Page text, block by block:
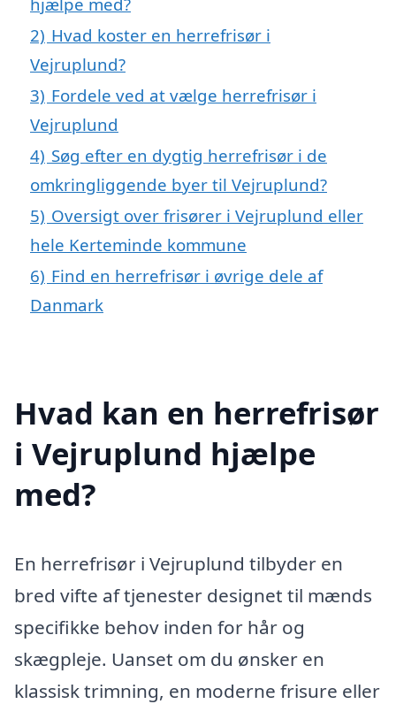
2) Hvad koster en herrefrisør i
Vejruplund?
3) Fordele ved at vælge herrefrisør i
Vejruplund
4) Søg efter en dygtig herrefrisør i de
omkringliggende byer til Vejruplund?
5) Oversigt over frisører i Vejruplund eller
hele Kerteminde kommune
6) Find en herrefrisør i øvrige dele af
Danmark
Hvad kan en herrefrisør
i Vejruplund hjælpe
med?
En herrefrisør i Vejruplund tilbyder en
bred vifte af tjenester designet til mænds
specifikke behov inden for hår og
skægpleje. Uanset om du ønsker en
klassisk trimning, en moderne frisure eller